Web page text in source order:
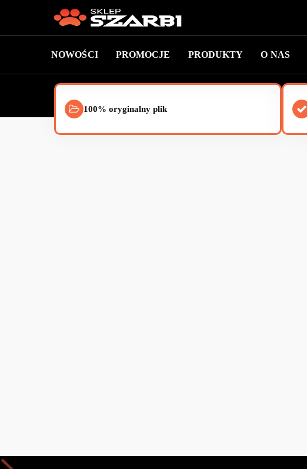
NOWOŚCI PROMOCJE PRODUKTY O NAS
100% oryginalny plik